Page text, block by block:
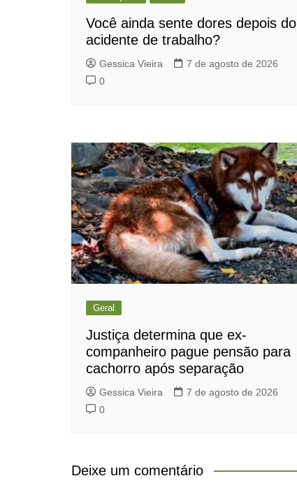
Você ainda sente dores depois do
acidente de trabalho?
Gessica Vieira
7 de agosto de 2026
0
Geral
Justiça determina que ex-
companheiro pague pensão para
cachorro após separação
Gessica Vieira
7 de agosto de 2026
0
Deixe um comentário